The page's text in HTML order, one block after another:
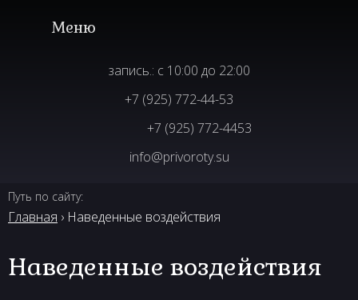
запись.: с 10:00 до 22:00
+7 (925) 772-44-53
+7 (925) 772-4453
info@privoroty.su
Путь по сайту:
Главная › Наведенные воздействия
Наведенные воздействия